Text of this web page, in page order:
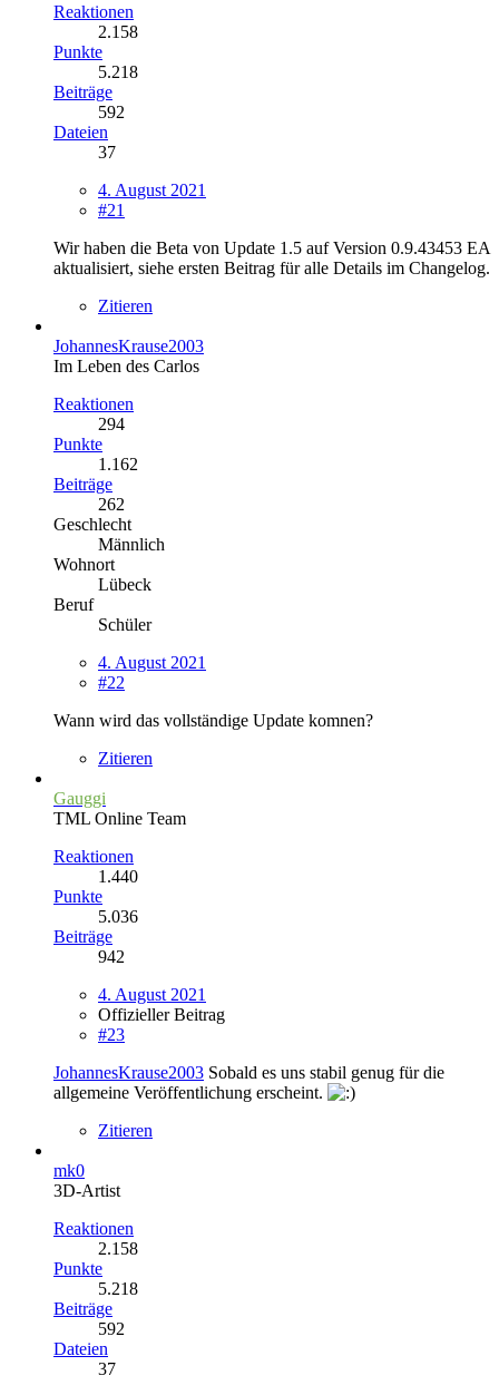
Reaktionen
2.158
Punkte
5.218
Beiträge
592
Dateien
37
4. August 2021
#21
Wir haben die Beta von Update 1.5 auf Version 0.9.43453 EA
aktualisiert, siehe ersten Beitrag für alle Details im Changelog.
Zitieren
JohannesKrause2003
Im Leben des Carlos
Reaktionen
294
Punkte
1.162
Beiträge
262
Geschlecht
Männlich
Wohnort
Lübeck
Beruf
Schüler
4. August 2021
#22
Wann wird das vollständige Update komnen?
Zitieren
Gauggi
TML Online Team
Reaktionen
1.440
Punkte
5.036
Beiträge
942
4. August 2021
Offizieller Beitrag
#23
JohannesKrause2003 Sobald es uns stabil genug für die
allgemeine Veröffentlichung erscheint.
Zitieren
mk0
3D-Artist
Reaktionen
2.158
Punkte
5.218
Beiträge
592
Dateien
37